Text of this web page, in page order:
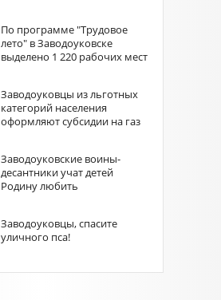
По программе "Трудовое
лето" в Заводоуковске
выделено 1 220 рабочих мест
Заводоуковцы из льготных
категорий населения
оформляют субсидии на газ
Заводоуковские воины-
десантники учат детей
Родину любить
Заводоуковцы, спасите
уличного пса!